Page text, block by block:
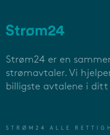
Strøm24 er en
strømavtaler. Vi
billigste avtalene i ditt
STRØM24 ALLE